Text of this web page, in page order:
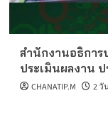
สำนักงานอธิการ
ประเมินผลงาน
CHANATIP.M 2 วั